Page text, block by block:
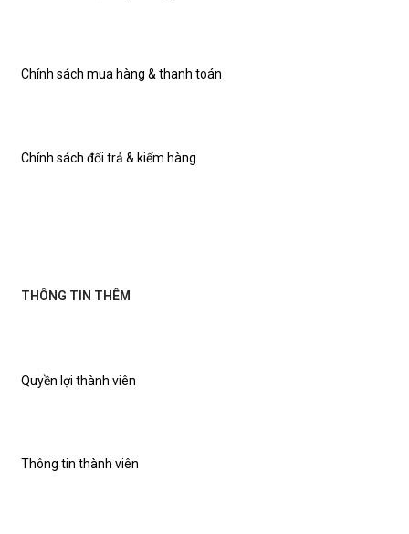
THÔNG TIN THÊM
Quyền lợi thành viên
Thông tin thành viên
Chính sách mua hàng & thanh toán
Chính sách đổi trả & kiểm hàng